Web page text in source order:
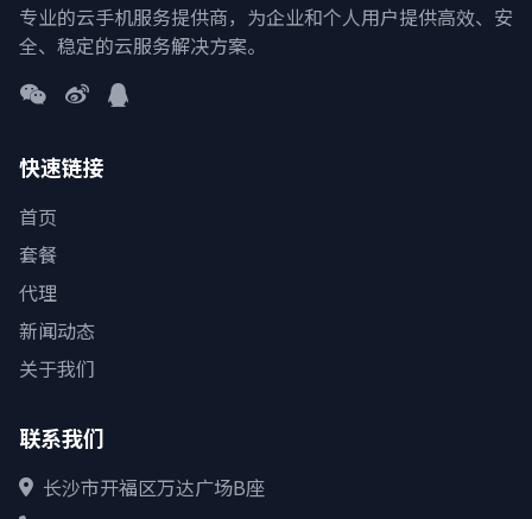
专业的云手机服务提供商，为企业和个人用户提供高效、安
全、稳定的云服务解决方案。
快速链接
首页
套餐
代理
新闻动态
关于我们
联系我们
长沙市开福区万达广场B座